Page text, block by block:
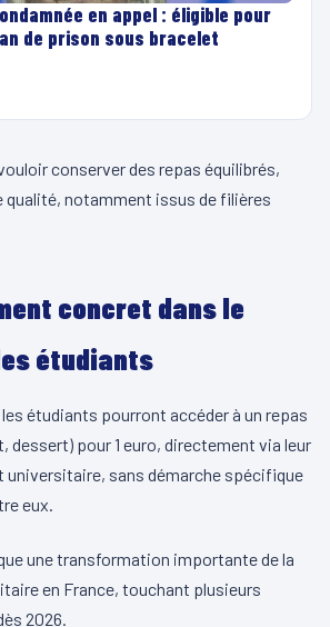
en appel : éligible pour
de prison sous bracelet
conserver des repas équilibrés,
qualité, notamment issus de filières
concret dans le
étudiants
étudiants pourront accéder à un repas
dessert) pour 1 euro, directement via leur
universitaire, sans démarche spécifique
eux.
une transformation importante de la
en France, touchant plusieurs
2026.